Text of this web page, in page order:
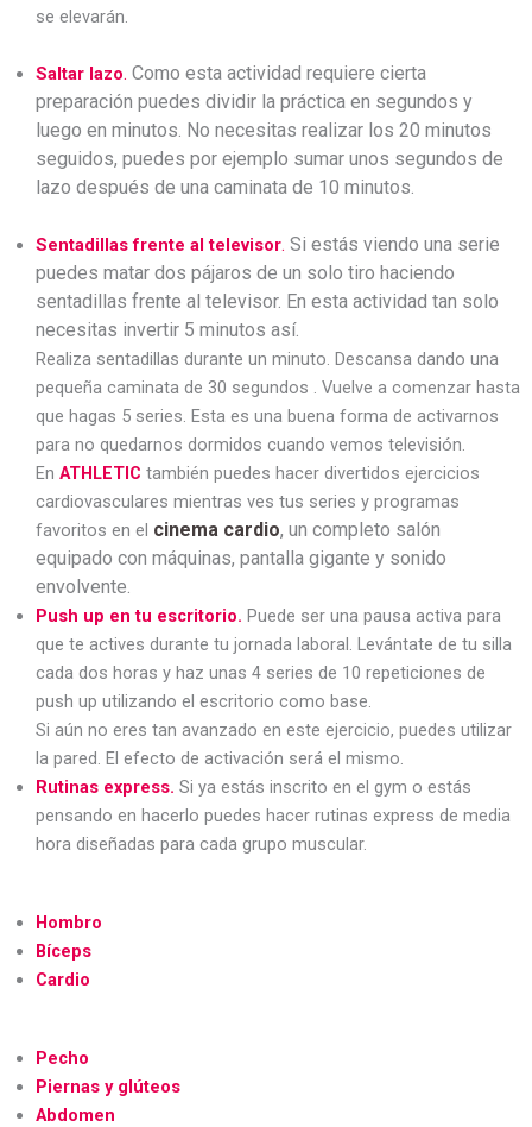
se elevarán.
Saltar lazo. Como esta actividad requiere cierta
preparación puedes dividir la práctica en segundos y
luego en minutos. No necesitas realizar los 20 minutos
seguidos, puedes por ejemplo sumar unos segundos de
lazo después de una caminata de 10 minutos.
Sentadillas frente al televisor. Si estás viendo una serie
puedes matar dos pájaros de un solo tiro haciendo
sentadillas frente al televisor. En esta actividad tan solo
necesitas invertir 5 minutos así.
Realiza sentadillas durante un minuto. Descansa dando una
pequeña caminata de 30 segundos . Vuelve a comenzar hasta
que hagas 5 series. Esta es una buena forma de activarnos
para no quedarnos dormidos cuando vemos televisión.
En ATHLETIC también puedes hacer divertidos ejercicios
cardiovasculares mientras ves tus series y programas
favoritos en el cinema cardio, un completo salón
equipado con máquinas, pantalla gigante y sonido
envolvente.
Push up en tu escritorio. Puede ser una pausa activa para
que te actives durante tu jornada laboral. Levántate de tu silla
cada dos horas y haz unas 4 series de 10 repeticiones de
push up utilizando el escritorio como base.
Si aún no eres tan avanzado en este ejercicio, puedes utilizar
la pared. El efecto de activación será el mismo.
Rutinas express. Si ya estás inscrito en el gym o estás
pensando en hacerlo puedes hacer rutinas express de media
hora diseñadas para cada grupo muscular.
Hombro
Bíceps
Cardio
Pecho
Piernas y glúteos
Abdomen